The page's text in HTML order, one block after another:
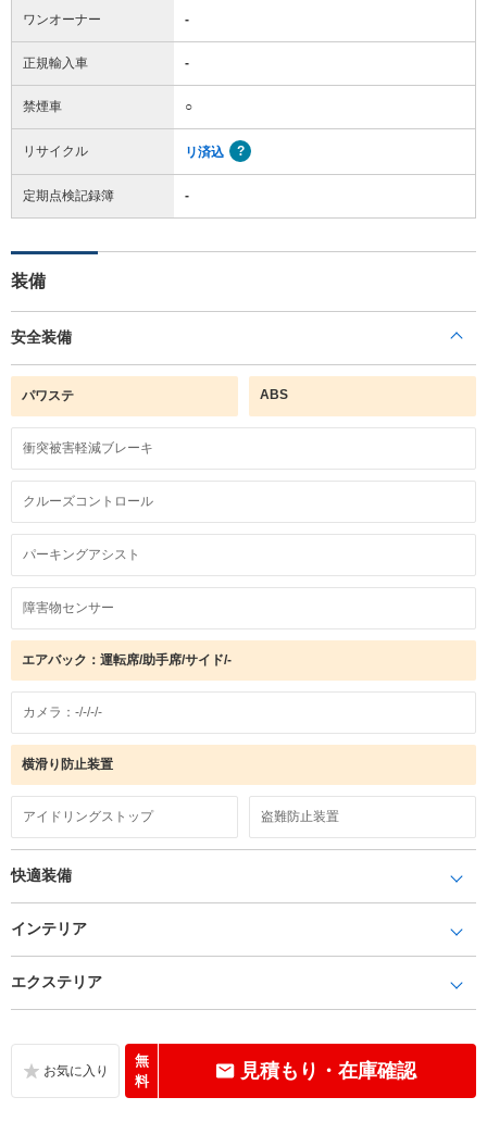
ワンオーナー -
正規輸入車 -
禁煙車 ○
リサイクル リ済込
定期点検記録簿 -
装備
安全装備
パワステ ABS
衝突被害軽減ブレーキ
クルーズコントロール
パーキングアシスト
障害物センサー
エアバック：運転席/助手席/サイド/-
カメラ：-/-/-/-
横滑り防止装置
アイドリングストップ 盗難防止装置
快適装備
インテリア
エクステリア
無
料
見積もり・在庫確認